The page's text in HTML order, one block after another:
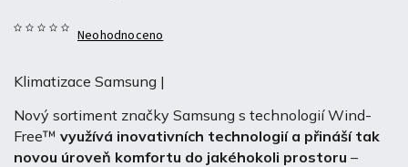
Neohodnoceno
Klimatizace Samsung |
Nový sortiment značky Samsung s technologií Wind-
Free™ využívá inovativních technologií a přináší tak
novou úroveň komfortu do jakéhokoli prostoru –